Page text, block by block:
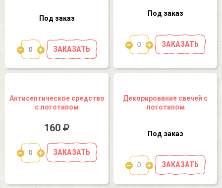
Под заказ
ЗАКАЗАТЬ
Под заказ
ЗАКАЗАТЬ
Антисептическое средство
с логотипом
160
ЗАКАЗАТЬ
Декорирование свечей с
логотипом
Под заказ
ЗАКАЗАТЬ